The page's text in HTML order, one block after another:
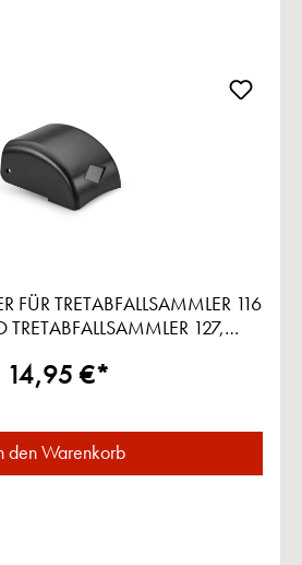
FÜR TRETABFALLSAMMLER 116
127,
14,95 €*
den Warenkorb